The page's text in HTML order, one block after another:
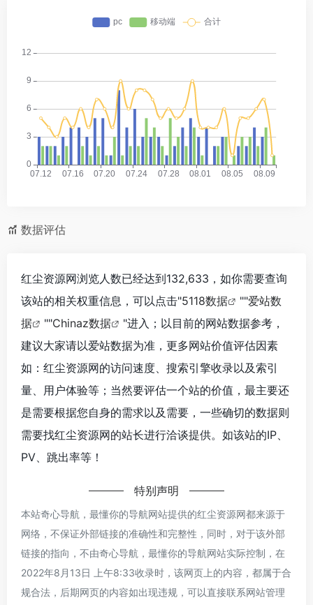
数据评估
红尘资源网浏览人数已经达到132,633，如你需要查询
该站的相关权重信息，可以点击"5118数据 ""爱站数
据
""Chinaz数据
"进入；以目前的网站数据参考，
建议大家请以爱站数据为准，更多网站价值评估因素
如：红尘资源网的访问速度、搜索引擎收录以及索引
量、用户体验等；当然要评估一个站的价值，最主要还
是需要根据您自身的需求以及需要，一些确切的数据则
需要找红尘资源网的站长进行洽谈提供。如该站的IP、
PV、跳出率等！
特别声明
本站奇心导航，最懂你的导航网站提供的红尘资源网都来源于
网络，不保证外部链接的准确性和完整性，同时，对于该外部
链接的指向，不由奇心导航，最懂你的导航网站实际控制，在
2022年8月13日 上午8:33收录时，该网页上的内容，都属于合
规合法，后期网页的内容如出现违规，可以直接联系网站管理